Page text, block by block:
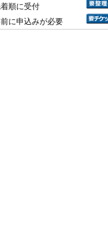
順に受付
に申込みが必要